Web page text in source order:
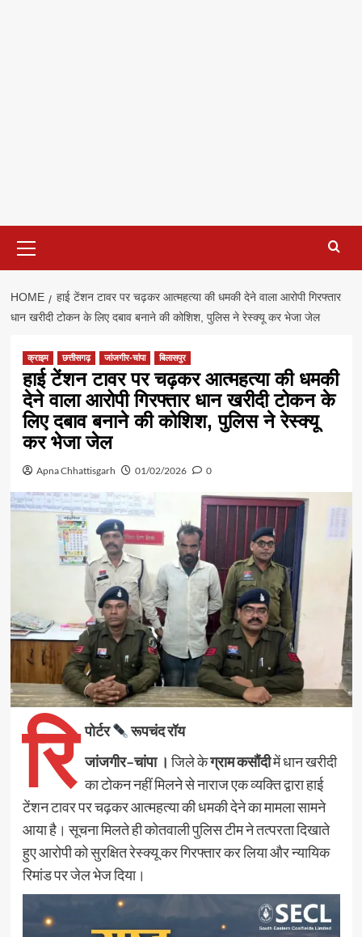
Menu
HOME
हाई टेंशन टावर पर चढ़कर आत्महत्या की धमकी देने वाला आरोपी गिरफ्तार
धान खरीदी टोकन के लिए दबाव बनाने की कोशिश, पुलिस ने रेस्क्यू कर भेजा जेल
क्राइम छत्तीसगढ़ जांजगीर-चांपा बिलासपुर
हाई टेंशन टावर पर चढ़कर आत्महत्या की धमकी
देने वाला आरोपी गिरफ्तार धान खरीदी टोकन के
लिए दबाव बनाने की कोशिश, पुलिस ने रेस्क्यू
कर भेजा जेल
Apna Chhattisgarh 01/02/2026 0
रि पोर्टर
रूपचंद रॉय
जांजगीर–चांपा । जिले केग्राम कसौंदीमें धान खरीदी
का टोकन नहीं मिलने से नाराज एक व्यक्ति द्वारा हाई
टेंशन टावर पर चढ़कर आत्महत्या की धमकी देने का मामला सामने
आया है। सूचना मिलते ही कोतवाली पुलिस टीम ने तत्परता दिखाते
हुए आरोपी को सुरक्षित रेस्क्यू कर गिरफ्तार कर लिया और न्यायिक
रिमांड पर जेल भेज दिया।